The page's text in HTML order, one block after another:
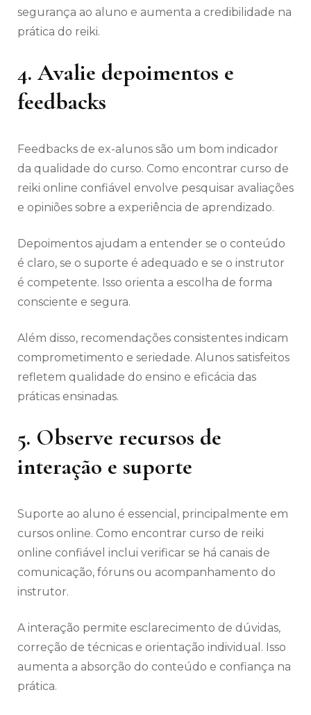
segurança ao aluno e aumenta a credibilidade na
prática do reiki.
4. Avalie depoimentos e
feedbacks
Feedbacks de ex-alunos são um bom indicador
da qualidade do curso. Como encontrar curso de
reiki online confiável envolve pesquisar avaliações
e opiniões sobre a experiência de aprendizado.
Depoimentos ajudam a entender se o conteúdo
é claro, se o suporte é adequado e se o instrutor
é competente. Isso orienta a escolha de forma
consciente e segura.
Além disso, recomendações consistentes indicam
comprometimento e seriedade. Alunos satisfeitos
refletem qualidade do ensino e eficácia das
práticas ensinadas.
5. Observe recursos de
interação e suporte
Suporte ao aluno é essencial, principalmente em
cursos online. Como encontrar curso de reiki
online confiável inclui verificar se há canais de
comunicação, fóruns ou acompanhamento do
instrutor.
A interação permite esclarecimento de dúvidas,
correção de técnicas e orientação individual. Isso
aumenta a absorção do conteúdo e confiança na
prática.